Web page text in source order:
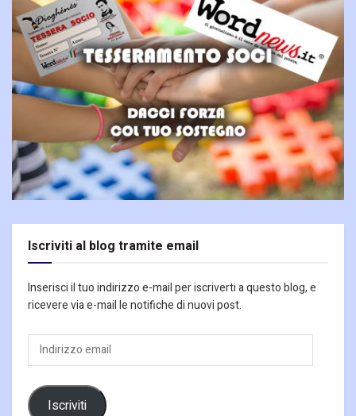
Iscriviti al blog tramite email
Inserisci il tuo indirizzo e-mail per iscriverti a questo blog, e
ricevere via e-mail le notifiche di nuovi post.
Indirizzo
email
Iscriviti